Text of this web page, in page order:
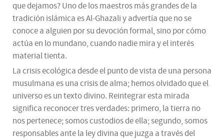
que dejamos? Uno de los maestros más grandes de la
tradición islámica es Al-Ghazali y advertía que no se
conoce a alguien por su devoción formal, sino por cómo
actúa en lo mundano, cuando nadie mira y el interés
material tienta.
La crisis ecológica desde el punto de vista de una persona
musulmana es una crisis de alma; hemos olvidado que el
universo es un texto divino. Reintegrar esta mirada
significa reconocer tres verdades: primero, la tierra no
nos pertenece; somos custodios de ella; segundo, somos
responsables ante la ley divina que juzga a través del